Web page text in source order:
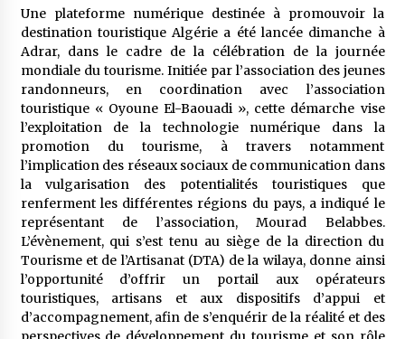
officiels sur les réseaux sociaux
1 semaine ago
Droit de change : Le CPA lance une carte VISA
dédiée aux voyages à l’étranger
2 semaines ago
En service à partir du 1er août prochain :
Lancement de la plateforme numérique dédiée
à l’importation
2 semaines ago
Affaires religieuses : Ouverture des
candidatures au concours du Prix national du
meilleur prêche du vendredi
2 semaines ago
Droit à l’affiliation au régime national de
Une plateforme numérique destinée à promouvoir la
destination touristique Algérie a été lancée dimanche à
Adrar, dans le cadre de la célébration de la journée
mondiale du tourisme. Initiée par l’association des jeunes
randonneurs, en coordination avec l’association
touristique « Oyoune El-Baouadi », cette démarche vise
l’exploitation de la technologie numérique dans la
promotion du tourisme, à travers notamment
l’implication des réseaux sociaux de communication dans
la vulgarisation des potentialités touristiques que
renferment les différentes régions du pays, a indiqué le
représentant de l’association, Mourad Belabbes.
L’évènement, qui s’est tenu au siège de la direction du
Tourisme et de l’Artisanat (DTA) de la wilaya, donne ainsi
l’opportunité d’offrir un portail aux opérateurs
touristiques, artisans et aux dispositifs d’appui et
d’accompagnement, afin de s’enquérir de la réalité et des